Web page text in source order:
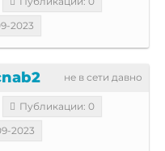
2023
не в сети давно
Публикации: 0
2023